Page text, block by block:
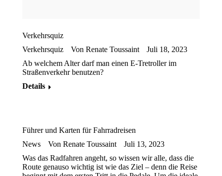
Verkehrsquiz
Verkehrsquiz
Von Renate Toussaint
Juli 18, 2023
Ab welchem Alter darf man einen E-Tretroller im
Straßenverkehr benutzen?
Details
Führer und Karten für Fahrradreisen
News
Von Renate Toussaint
Juli 13, 2023
Was das Radfahren angeht, so wissen wir alle, dass die
Route genauso wichtig ist wie das Ziel ‒ denn die Reise